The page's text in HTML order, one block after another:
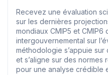
Recevez une évaluation
sur les dernières
mondiaux CMIP5 et CMIP6
intergouvernemental sur
méthodologie s’appuie
et s’aligne sur des normes
pour une analyse crédible